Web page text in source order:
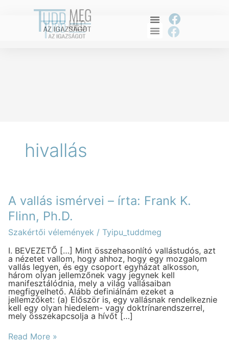
F
a
c
F
a
hivallás
A vallás ismérvei – írta: Frank K.
Flinn, Ph.D.
Szakértői vélemények / Tyipu_tuddmeg
I. BEVEZETŐ […] Mint összehasonlító vallástudós, azt
a nézetet vallom, hogy ahhoz, hogy egy mozgalom
vallás legyen, és egy csoport egyházat alkosson,
három olyan jellemzőnek vagy jegynek kell
manifesztálódnia, mely a világ vallásaiban
megfigyelhető. Alább definiálnám ezeket a
jellemzőket: (a) Először is, egy vallásnak rendelkeznie
kell egy olyan hiedelem- vagy doktrínarendszerrel,
mely összekapcsolja a hívőt […]
A
vallás
ismérvei
–
írta:
Frank
K.
Flinn,
Ph.D.
Read More »